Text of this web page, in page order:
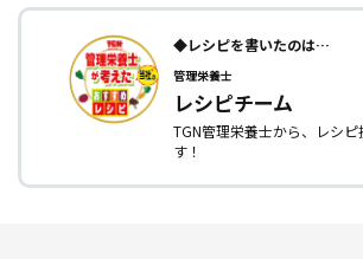
◆レシピを書いたのは…
管理栄養士
レシピチーム
TGN管理栄養士から、レシピ
す！